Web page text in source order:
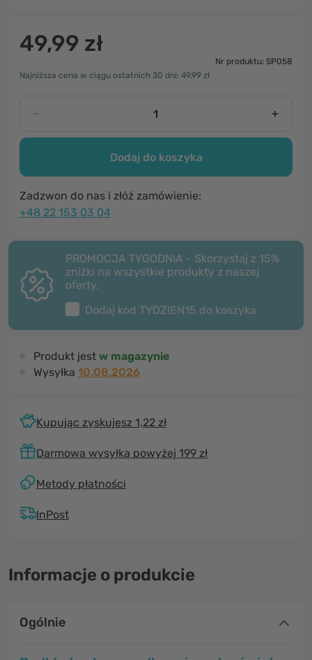
49,99 zł
Nr produktu: SP058
Najniższa cena w ciągu ostatnich 30 dni: 49,99 zł
- +
Dodaj do koszyka
Zadzwon do nas i złóż zamówienie:
+48 22 153 03 04
PROMOCJA TYGODNIA - Skorzystaj z 15%
zniżki na wszystkie produkty z naszej
oferty.
Dodaj kod TYDZIEN15 do koszyka
Produkt jest w magazynie
Wysyłka 10.08.2026
Kupując zyskujesz 1,22 zł
Darmowa wysyłka powyżej 199 zł
Metody płatności
InPost
Informacje o produkcie
Ogólnie